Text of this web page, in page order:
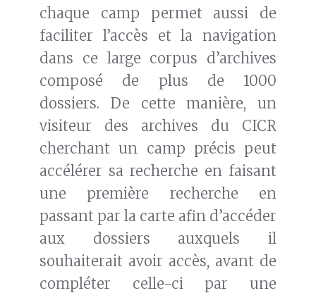
chaque camp permet aussi de
faciliter l’accès et la navigation
dans ce large corpus d’archives
composé de plus de 1000
dossiers. De cette manière, un
visiteur des archives du CICR
cherchant un camp précis peut
accélérer sa recherche en faisant
une première recherche en
passant par la carte afin d’accéder
aux dossiers auxquels il
souhaiterait avoir accès, avant de
compléter celle-ci par une